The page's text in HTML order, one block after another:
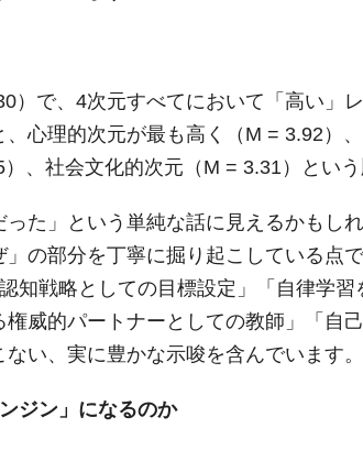
）で、4次元すべてにおいて「高い」
心理的次元が最も高く（M = 3.92）
、社会文化的次元（M = 3.31）という
た」という単純な話に見えるかもし
の部分を丁寧に掘り起こしている点
知戦略としての目標設定」「自律学習
威的パートナーとしての教師」「自
い、実に豊かな示唆を含んでいます。
ジン」になるのか